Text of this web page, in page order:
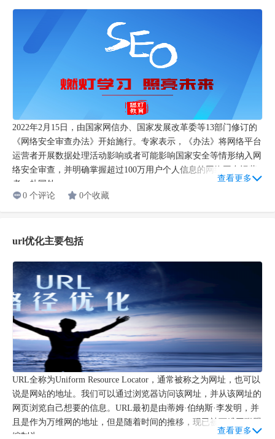
2022年2月15日，由国家网信办、国家发展改革委等13部门修订的
《网络安全审查办法》开始施行。专家表示，《办法》将网络平台
运营者开展数据处理活动影响或者可能影响国家安全等情形纳入网
络安全审查，并明确掌握超过100万用户个人信息的网络平台运营
者，赴国外...
查看更多
0 个评论
0个收藏
url优化主要包括
URL全称为Uniform Resource Locator，通常被称之为网址，也可以
说是网站的地址。我们可以通过浏览器访问该网址，并从该网址的
网页浏览自己想要的信息。URL最初是由蒂姆·伯纳斯·李发明，并
且是作为万维网的地址，但是随着时间的推移，现已被万维网联盟
编制为...
查看更多